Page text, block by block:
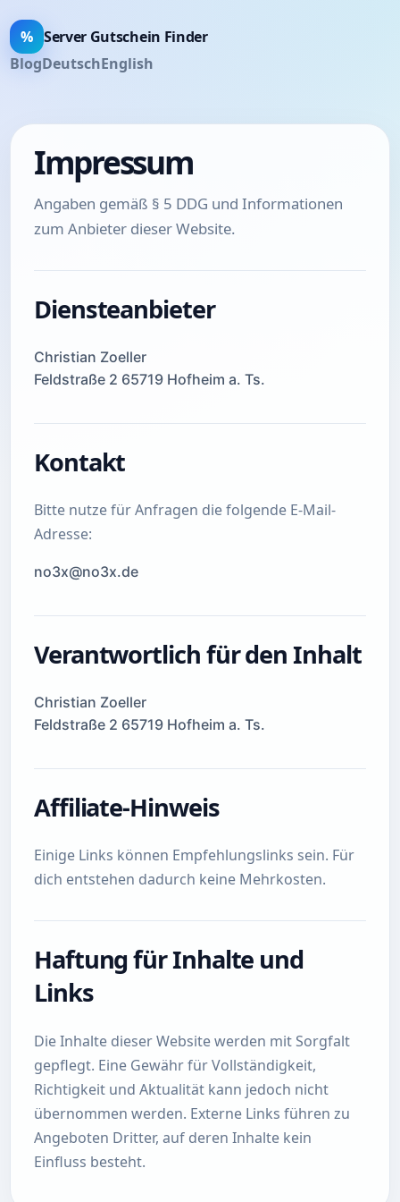
% Server Gutschein Finder
BlogDeutschEnglish
Impressum
Angaben gemäß § 5 DDG und Informationen
zum Anbieter dieser Website.
Diensteanbieter
Kontakt
Bitte nutze für Anfragen die folgende E-Mail-
Adresse:
Verantwortlich für den Inhalt
Affiliate-Hinweis
Einige Links können Empfehlungslinks sein. Für
dich entstehen dadurch keine Mehrkosten.
Haftung für Inhalte und
Links
Die Inhalte dieser Website werden mit Sorgfalt
gepflegt. Eine Gewähr für Vollständigkeit,
Richtigkeit und Aktualität kann jedoch nicht
übernommen werden. Externe Links führen zu
Angeboten Dritter, auf deren Inhalte kein
Einfluss besteht.